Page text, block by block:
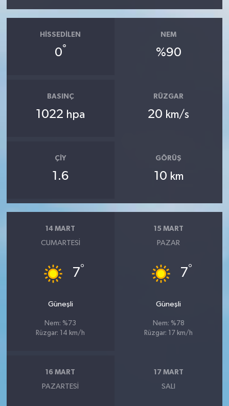
HISSEDILEN
0°
NEM
%90
BASINÇ
1022 hpa
RÜZGAR
20 km/s
ÇIY
1.6
GÖRÜŞ
10 km
14 MART
CUMARTESI
7°
Güneşli
Nem: %73
Rüzgar: 14 km/h
15 MART
PAZAR
7°
Güneşli
Nem: %78
Rüzgar: 17 km/h
16 MART
PAZARTESI
17 MART
SALI